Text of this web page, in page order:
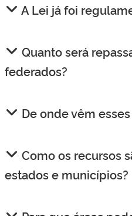
A Lei já foi
Quanto será
federados?
De onde vêm
Como os recursos
estados e municípios?